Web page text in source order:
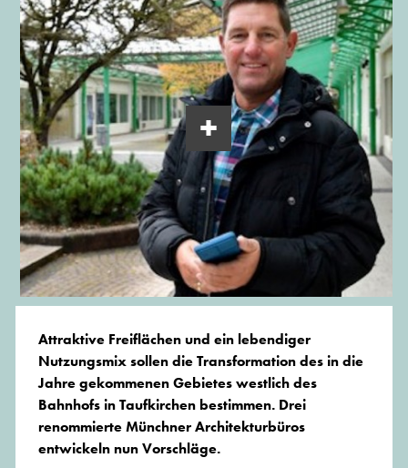
Attraktive Freiflächen und ein lebendiger
Nutzungsmix sollen die Transformation des in die
Jahre gekommenen Gebietes westlich des
Bahnhofs in Taufkirchen bestimmen. Drei
renommierte Münchner Architekturbüros
entwickeln nun Vorschläge.